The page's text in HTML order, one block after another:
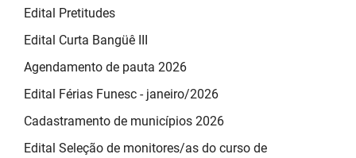
Edital Pretitudes
Edital Curta Bangüê III
Agendamento de pauta 2026
Edital Férias Funesc - janeiro/2026
Cadastramento de municípios 2026
Edital Seleção de monitores/as do curso de